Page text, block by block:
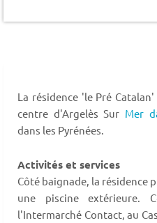
La résidence 'le Pré
centre d'Argelès Sur Mer
dans les Pyrénées.
Activités et services
Côté baignade, la résidence
une piscine extérieure.
l'Intermarché Contact, au